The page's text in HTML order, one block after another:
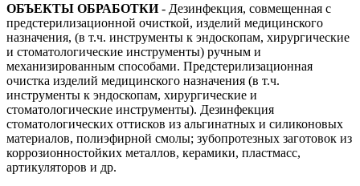
ОБЪЕКТЫ ОБРАБОТКИ- Дезинфекция, совмещенная с
предстерилизационной очисткой, изделий медицинского
назначения, (в т.ч. инструменты к эндоскопам, хирургические
и стоматологические инструменты) ручным и
механизированным способами. Предстерилизационная
очистка изделий медицинского назначения (в т.ч.
инструменты к эндоскопам, хирургические и
стоматологические инструменты). Дезинфекция
стоматологических оттисков из альгинатных и силиконовых
материалов, полиэфирной смолы; зубопротезных заготовок из
коррозионностойких металлов, керамики, пластмасс,
артикуляторов и др.